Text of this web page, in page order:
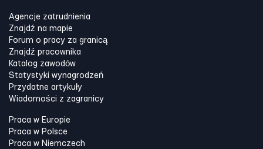
Agencje zatrudnienia
Znajdź na mapie
Forum o pracy za granicą
Znajdź pracownika
Katalog zawodów
Statystyki wynagrodzeń
Przydatne artykuły
Wiadomości z zagranicy
Praca w Europie
Praca w Polsce
Praca w Niemczech